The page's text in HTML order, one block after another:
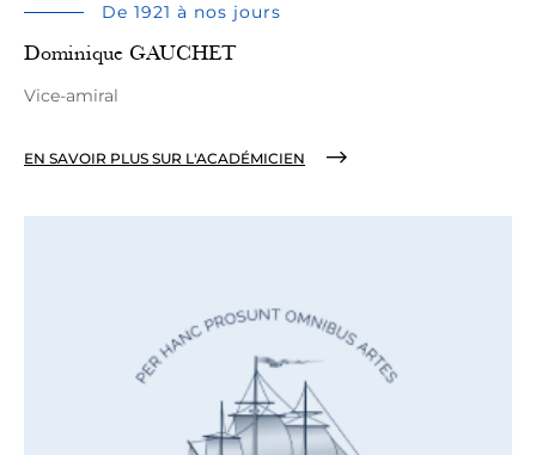
De 1921 à nos jours
Dominique GAUCHET
Vice-amiral
EN SAVOIR PLUS SUR L'ACADÉMICIEN